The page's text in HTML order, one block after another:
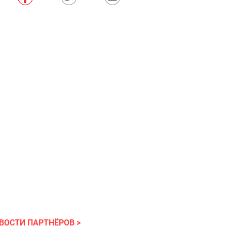
ПАРТНЁРОВ